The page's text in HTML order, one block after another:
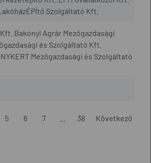
Szolgáltató Kft.
Bakonyi Agrár Mezőgazdasági
és Szolgáltató Kft.
Mezőgazdasági és Szolgáltató
5 6 7 38 Következő